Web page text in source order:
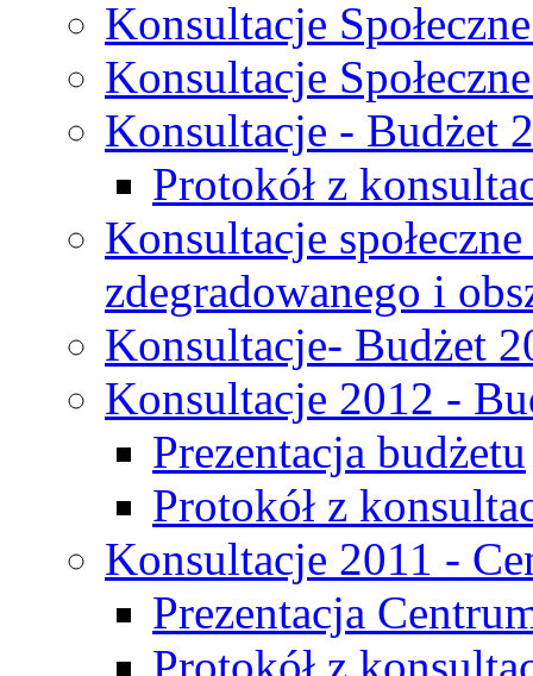
Konsultacje
Konsultacje
Konsultacje - Budżet
Protokół z
Konsultacje
zdegradowanego i
Konsultacje- Budżet
Konsultacje 2012 -
Prezentacja budżetu
Protokół z
Konsultacje 2011 -
Prezentacja